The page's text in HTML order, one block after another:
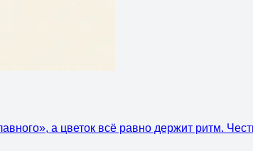
а цветок всё равно держит ритм.